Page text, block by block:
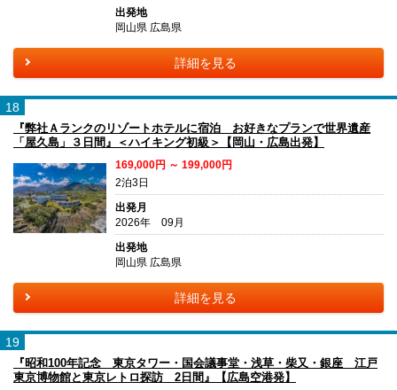
出発地
岡山県 広島県
詳細を見る
18
『弊社Ａランクのリゾートホテルに宿泊 お好きなプランで世界遺産
「屋久島」３日間』＜ハイキング初級＞【岡山・広島出発】
169,000円 ～ 199,000円
2泊3日
出発月
2026年 09月
出発地
岡山県 広島県
詳細を見る
19
『昭和100年記念 東京タワー・国会議事堂・浅草・柴又・銀座 江戸
東京博物館と東京レトロ探訪 2日間』【広島空港発】